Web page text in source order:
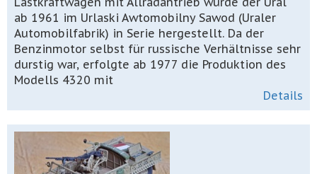
ab 1961 im Urlaski Awtomobilny Sawod (Uraler
Automobilfabrik) in Serie hergestellt. Da der
Benzinmotor selbst für russische Verhältnisse sehr
durstig war, erfolgte ab 1977 die Produktion des
Modells 4320 mit
Details